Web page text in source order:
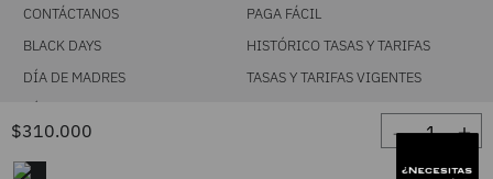
$310.000 ＋
－
CONTÁCTANOS
BLACK DAYS
DÍA DE MADRES
HOT DAYS
PAGA FÁCIL
HISTÓRICO TASAS Y TARIFAS
TASAS Y TARIFAS VIGENTES